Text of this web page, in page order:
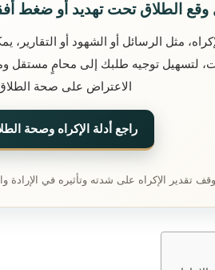
الطلاق تحت تهديد أو ضغط
مثل الرسائل أو الشهود أو
لتسهيل توجيه طلبك إلى محامٍ مستقل
الاعتراض على صحة
راجع أدلة الإكراه وصحة
تقدير الإكراه على شدته وتأثيره في الإرادة